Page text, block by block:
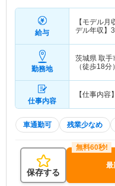
給与
【モデル月
デル年収】
勤務地
茨城県 取手
（徒歩18分）
仕事内容
【仕事内
車通勤可 残業少なめ
保存する
最